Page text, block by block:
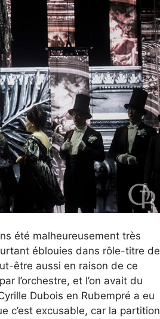
été malheureusement très
éblouies dans rôle-titre de
être aussi en raison de ce
l’orchestre, et l’on avait du
Dubois en Rubempré a eu
c’est excusable, car la partition